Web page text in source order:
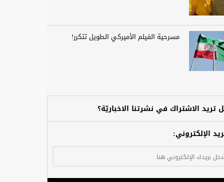
مسرحية الفيلم الأميركي الطويل تتكرر!
تريد الاشتراك في نشرتنا الاخباريّة؟
الإلكتروني: